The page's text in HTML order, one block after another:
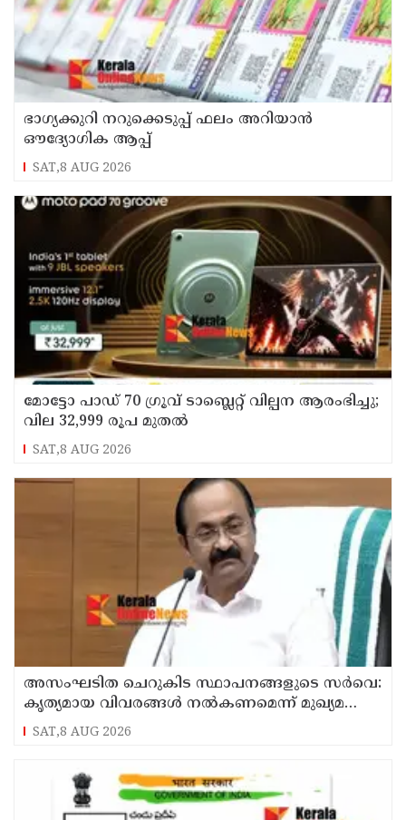
ഭാഗ്യക്കുറി നറുക്കെടുപ്പ് ഫലം അറിയാൻ
ഔദ്യോഗിക ആപ്പ്
SAT,8 AUG 2026
മോട്ടോ പാഡ് 70 ഗ്രൂവ് ടാബ്ലെറ്റ് വില്പന ആരംഭിച്ചു;
വില 32,999 രൂപ മുതൽ
SAT,8 AUG 2026
അസംഘടിത ചെറുകിട സ്ഥാപനങ്ങളുടെ സർവെ:
കൃത്യമായ വിവരങ്ങൾ നൽകണമെന്ന് മുഖ്യമന്ത്രി
വി ഡി സതീശൻ
SAT,8 AUG 2026